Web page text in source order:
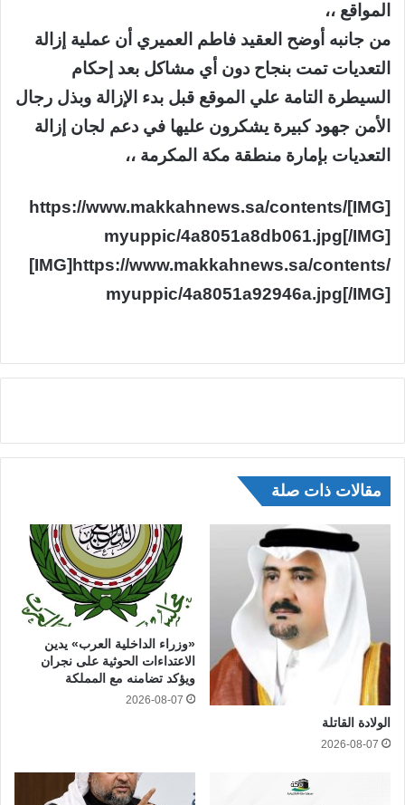
المواقع ،،
من جانبه أوضح العقيد فاطم العميري أن عملية إزالة
التعديات تمت بنجاح دون أي مشاكل بعد إحكام
السيطرة التامة علي الموقع قبل بدء الإزالة وبذل رجال
الأمن جهود كبيرة يشكرون عليها في دعم لجان إزالة
التعديات بإمارة منطقة مكة المكرمة ،،
[IMG]https://www.makkahnews.sa/contents/
myuppic/4a8051a8db061.jpg[/IMG]
[IMG]https://www.makkahnews.sa/contents/
myuppic/4a8051a92946a.jpg[/IMG]
مقالات ذات صلة
الولادة القاتلة
2026-08-07
«وزراء الداخلية العرب» يدين
الاعتداءات الحوثية على نجران
ويؤكد تضامنه مع المملكة
2026-08-07